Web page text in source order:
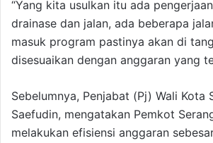
“Yang kita usulkan itu ada
drainase dan jalan, ada beberapa
masuk program pastinya akan di
disesuaikan dengan anggaran yang
Sebelumnya, Penjabat (Pj) Wali Kota
Saefudin, mengatakan Pemkot
melakukan efisiensi anggaran